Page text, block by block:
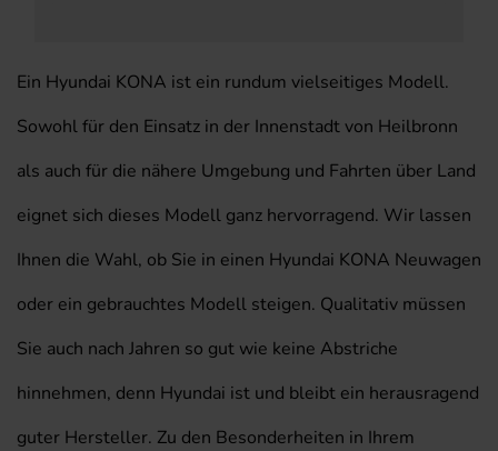
Ein Hyundai KONA ist ein rundum vielseitiges Modell.
Sowohl für den Einsatz in der Innenstadt von Heilbronn
als auch für die nähere Umgebung und Fahrten über Land
eignet sich dieses Modell ganz hervorragend. Wir lassen
Ihnen die Wahl, ob Sie in einen Hyundai KONA Neuwagen
oder ein gebrauchtes Modell steigen. Qualitativ müssen
Sie auch nach Jahren so gut wie keine Abstriche
hinnehmen, denn Hyundai ist und bleibt ein herausragend
guter Hersteller. Zu den Besonderheiten in Ihrem